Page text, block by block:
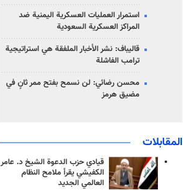
استمرار العمليات العسكرية اليمنية ضد
المراكز العسكرية السعودية
قاليباف: نشر الأخبار الملفقة هي استراتيجية
ترامب الفاشلة
محسن رضائي: لن نسمح بفتح ممر ثانٍ في
مضيق هرمز
المقابلات
قيادي حزب الدعوة الشيخ د. عامر
الكفيشي يقرأ ملامح النظام
العالمي الجديد